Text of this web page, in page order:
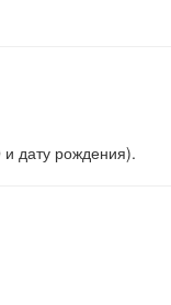
дату рождения).